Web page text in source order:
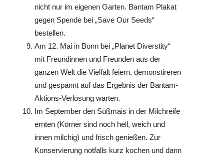
nicht nur im eigenen Garten. Bantam Plakat
gegen Spende bei „Save Our Seeds“
bestellen.
Am 12. Mai in Bonn bei „Planet Diverstity“
mit Freundinnen und Freunden aus der
ganzen Welt die Vielfalt feiern, demonstireren
und gespannt auf das Ergebnis der Bantam-
Aktions-Verlosung warten.
Im September den Süßmais in der Milchreife
ernten (Körner sind noch hell, weich und
innen milchig) und frisch genießen. Zur
Konservierung notfalls kurz kochen und dann